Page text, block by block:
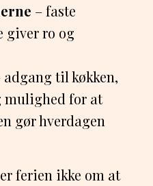
– faste
giver ro og
adgang til køkken,
mulighed for at
gør hverdagen
ferien ikke om at